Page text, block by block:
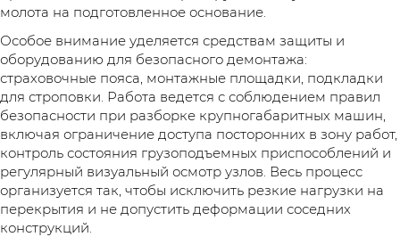
молота на подготовленное основание.
Особое внимание уделяется средствам защиты и
оборудованию для безопасного демонтажа:
страховочные пояса, монтажные площадки, подкладки
для строповки. Работа ведется с соблюдением правил
безопасности при разборке крупногабаритных машин,
включая ограничение доступа посторонних в зону работ,
контроль состояния грузоподъемных приспособлений и
регулярный визуальный осмотр узлов. Весь процесс
организуется так, чтобы исключить резкие нагрузки на
перекрытия и не допустить деформации соседних
конструкций.